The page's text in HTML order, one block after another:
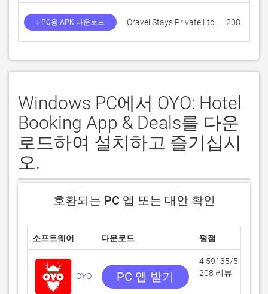
↓ PC용 APK 다운로드 Oravel Stays Private Ltd. 208
Windows PC에서 OYO: Hotel
Booking App & Deals를 다운
로드하여 설치하고 즐기십시
오.
호환되는 PC 앱 또는 대안 확인
소프트웨어 다운로드 평점
OYO PC 앱 받기
4.59135/5
208 리뷰